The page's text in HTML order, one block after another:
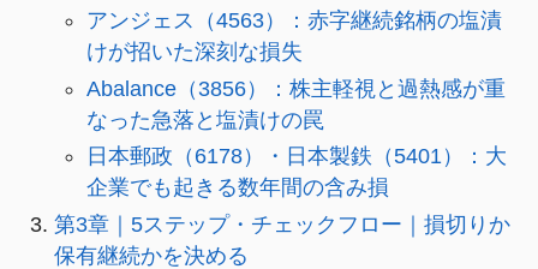
アンジェス（4563）：赤字継続銘柄の塩漬
けが招いた深刻な損失
Abalance（3856）：株主軽視と過熱感が重
なった急落と塩漬けの罠
日本郵政（6178）・日本製鉄（5401）：大
企業でも起きる数年間の含み損
第3章｜5ステップ・チェックフロー｜損切りか
保有継続かを決める